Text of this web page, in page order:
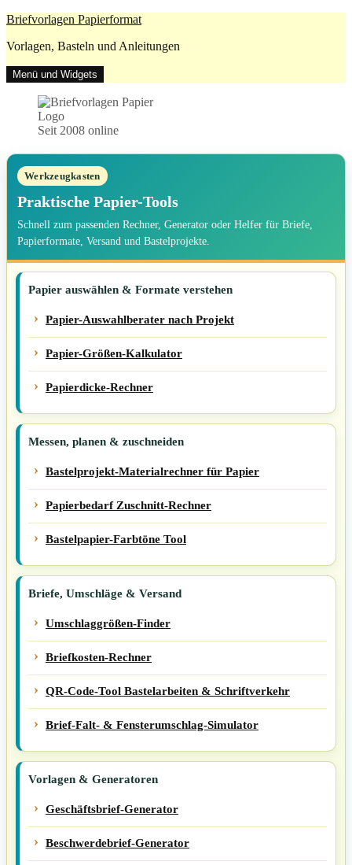
Zum
springen
Briefvorlagen Papierformat
Vorlagen, Basteln und Anleitungen
Menü und Widgets
Seit 2008 online
Werkzeugkasten
Praktische Papier-Tools
Schnell zum passenden Rechner, Generator oder Helfer für Briefe,
Papierformate, Versand und Bastelprojekte.
Papier auswählen & Formate verstehen
Papier-Auswahlberater nach Projekt
Papier-Größen-Kalkulator
Papierdicke-Rechner
Messen, planen & zuschneiden
Bastelprojekt-Materialrechner für Papier
Papierbedarf Zuschnitt-Rechner
Bastelpapier-Farbtöne Tool
Briefe, Umschläge & Versand
Umschlaggrößen-Finder
Briefkosten-Rechner
QR-Code-Tool Bastelarbeiten & Schriftverkehr
Brief-Falt- & Fensterumschlag-Simulator
Vorlagen & Generatoren
Geschäftsbrief-Generator
Beschwerdebrief-Generator